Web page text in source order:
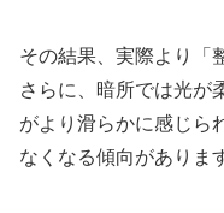
その結果、実際より「
さらに、暗所では光が
がより滑らかに感じら
なくなる傾向がありま